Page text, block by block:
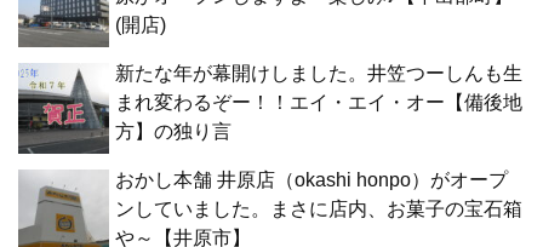
(開店)
新たな年が幕開けしました。井笠つーしんも生
まれ変わるぞー！！エイ・エイ・オー【備後地
方】の独り言
おかし本舗 井原店（okashi honpo）がオープ
ンしていました。まさに店内、お菓子の宝石箱
や～【井原市】